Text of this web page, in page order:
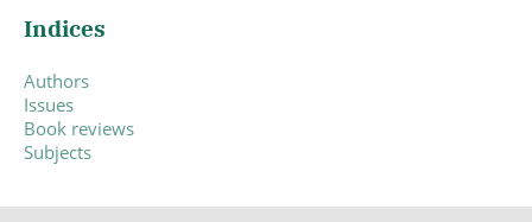
Indices
Authors
Issues
Book reviews
Subjects